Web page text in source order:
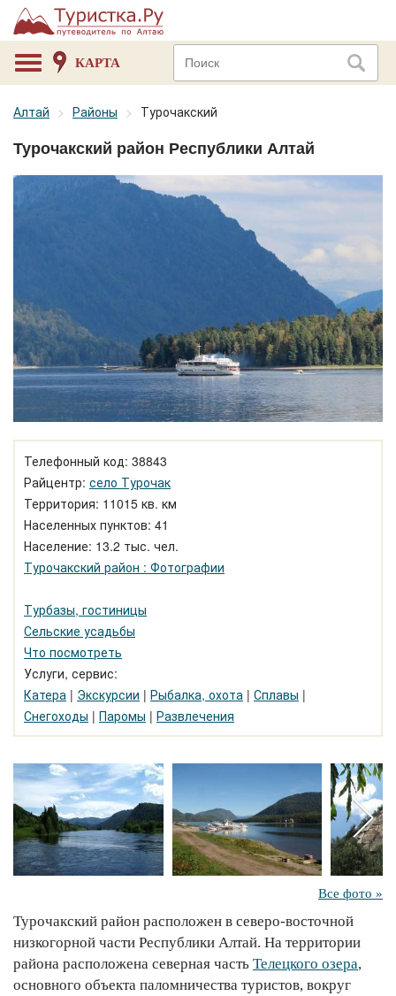
КАРТА
Алтай Районы Турочакский
Турочакский район Республики Алтай
Телефонный код: 38843
Райцентр: село Турочак
Территория: 11015 кв. км
Населенных пунктов: 41
Население: 13.2 тыс. чел.
Турочакский район : Фотографии
Турбазы, гостиницы
Сельские усадьбы
Что посмотреть
Услуги, сервис:
Катера | Экскурсии | Рыбалка, охота | Сплавы |
Снегоходы | Паромы | Развлечения
Все фото »
Турочакский район расположен в северо-восточной
низкогорной части Республики Алтай. На территории
района расположена северная часть Телецкого озера,
основного объекта паломничества туристов, вокруг